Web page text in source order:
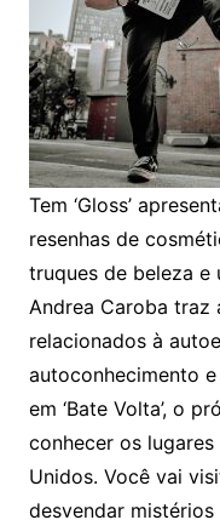
Tem ‘Gloss’
resenhas de
truques de beleza e
Andrea Caroba traz
relacionados à
autoconhecimento
em ‘Bate Volta’, o
conhecer os
Unidos. Você vai
desvendar